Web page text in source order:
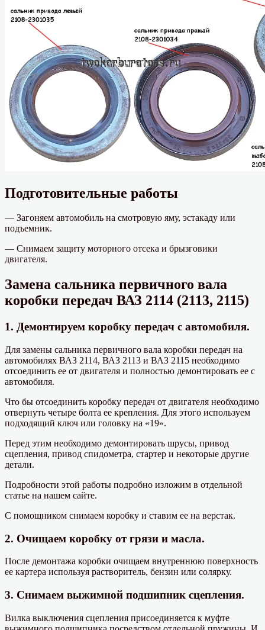
Подготовительные работы
— Загоняем автомобиль на смотровую яму, эстакаду или
подъемник.
— Снимаем защиту моторного отсека и брызговики
двигателя.
Замена сальника первичного вала
коробки передач ВАЗ 2114 (2113, 2115)
1. Демонтируем коробку передач с автомобиля.
Для замены сальника первичного вала коробки передач на
автомобилях ВАЗ 2114, ВАЗ 2113 и ВАЗ 2115 необходимо
отсоединить ее от двигателя и полностью демонтировать ее с
автомобиля.
Что бы отсоединить коробку передач от двигателя необходимо
отвернуть четыре болта ее крепления. Для этого используем
подходящий ключ или головку на «19».
Перед этим необходимо демонтировать шрусы, привод
сцепления, привод спидометра, стартер и некоторые другие
детали.
Подробности этой работы подробно изложим в отдельной
статье на нашем сайте.
С помощником снимаем коробку и ставим ее на верстак.
2. Очищаем коробку от грязи и масла.
После демонтажа коробки очищаем внутреннюю поверхность
ее картера используя растворитель, бензин или солярку.
3. Снимаем выжимной подшипник сцепления.
Вилка выключения сцепления присоединяется к муфте